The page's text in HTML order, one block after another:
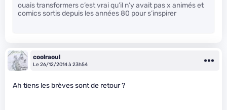
ouais transformers c’est vrai qu’il n’y avait pas x animés et
comics sortis depuis les années 80 pour s’inspirer
coolraoul
Le 26/12/2014 à 23h54
Ah tiens les brèves sont de retour ?